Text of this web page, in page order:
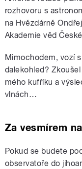
rozhovoru s
na Hvězdárně
Akademie věd
Mimochodem, vozí
dalekohled?
mého kufříku a
vlnách…
Za vesmírem
Pokud se budete
observatoře do